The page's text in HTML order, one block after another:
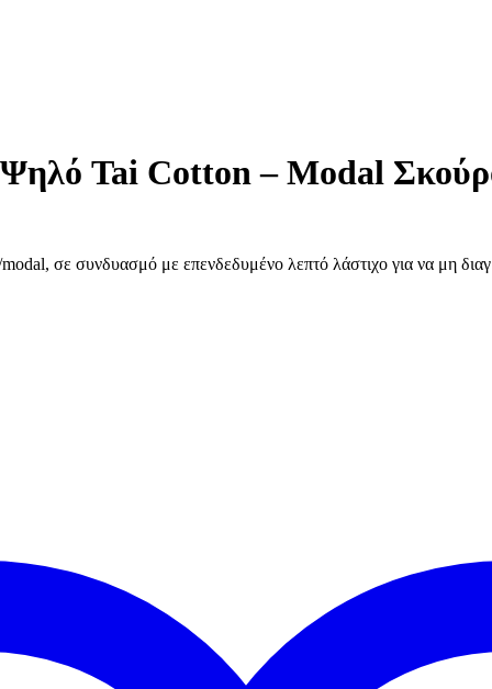
Tai Cotton – Modal
σε συνδυασμό με επενδεδυμένο λεπτό λάστιχο για να μη